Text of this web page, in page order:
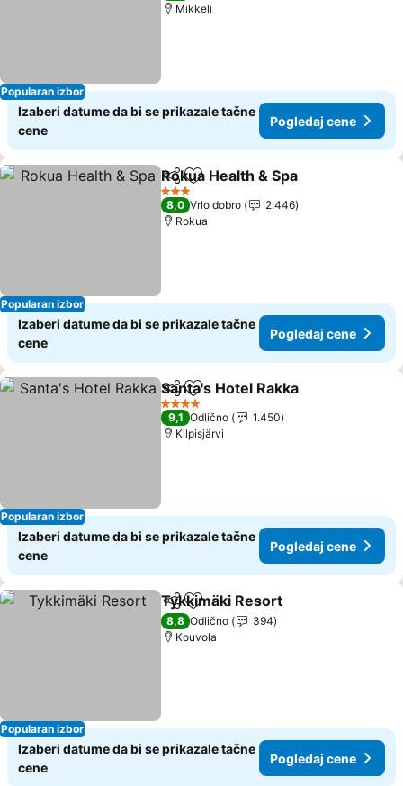
Popularan izbor
Mikkeli
Izaberi datume da bi se prikazale tačne
cene
Pogledaj cene
Popularan izbor
Deli Dodati u favorite
Rokua Health & Spa
3 Zvezdice
8,0 Vrlo dobro
2.446
Rokua
Izaberi datume da bi se prikazale tačne
cene
Pogledaj cene
Popularan izbor
Deli Dodati u favorite
Santa's Hotel Rakka
4 Zvezdice
9,1 Odlično
1.450
Kilpisjärvi
Izaberi datume da bi se prikazale tačne
cene
Pogledaj cene
Popularan izbor
Deli Dodati u favorite
Tykkimäki Resort
8,8 Odlično
394
Kouvola
Izaberi datume da bi se prikazale tačne
cene
Pogledaj cene